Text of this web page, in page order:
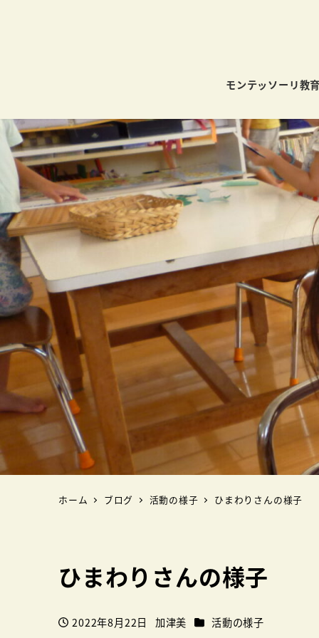
モンテッソーリ教
ホーム ブログ 活動の様子 ひまわりさんの様子
ひまわりさんの様子
投稿日
2022年8月22日
著
加津美 カテゴリー
活動の様子